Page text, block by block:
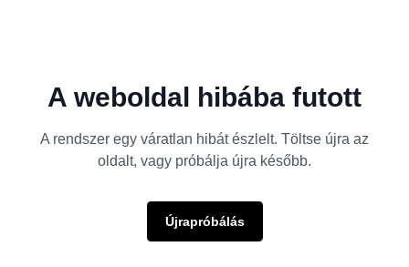
A weboldal hibába futott
A rendszer egy váratlan hibát észlelt. Töltse újra az
oldalt, vagy próbálja újra később.
Újrapróbálás